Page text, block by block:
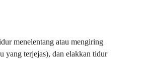
menelentang atau mengiring
yang terjejas), dan elakkan tidur